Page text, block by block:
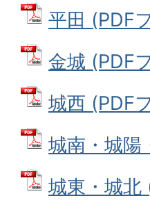
平田 (PDF
金城 (PDF
城西 (PDF
城南・城陽
城東・城北